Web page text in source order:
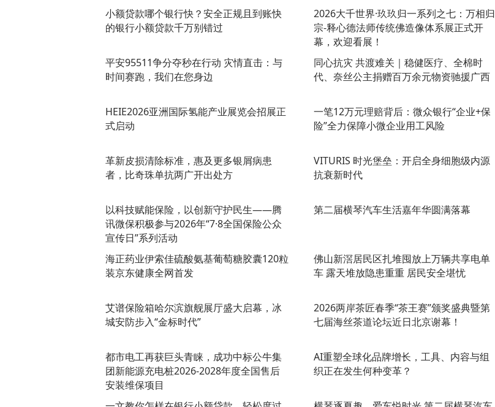
小额贷款哪个银行快？安全正规且到账快
的银行小额贷款千万别错过
2026大千世界·玖玖归一系列之七：万相归
宗-释心德法师传统佛造像体系展正式开
幕，欢迎看展！
平安95511争分夺秒在行动 灾情直击：与
时间赛跑，我们在您身边
同心抗灾 共渡难关｜稳健医疗、全棉时
代、奈丝公主捐赠百万余元物资驰援广西
HEIE2026亚洲国际氢能产业展览会招展正
式启动
一笔12万元理赔背后：微众银行“企业+保
险”全力保障小微企业用工风险
革新皮损清除标准，惠及更多银屑病患
者，比奇珠单抗两广开出处方
VITURIS 时光堡垒：开启全身细胞级内源
抗衰新时代
以科技赋能保险，以创新守护民生——腾
讯微保积极参与2026年“7·8全国保险公众
宣传日”系列活动
第二届横琴汽车生活嘉年华圆满落幕
海正药业伊索佳硫酸氨基葡萄糖胶囊120粒
装京东健康全网首发
佛山新滘居民区扎堆囤放上万辆共享电单
车 露天堆放隐患重重 居民安全堪忧
艾谱保险箱哈尔滨旗舰展厅盛大启幕，冰
城安防步入“金标时代”
2026两岸茶匠春季“茶王赛”颁奖盛典暨第
七届海丝茶道论坛近日北京谢幕！
都市电工再获巨头青睐，成功中标公牛集
团新能源充电桩2026-2028年度全国售后
安装维保项目
AI重塑全球化品牌增长，工具、内容与组
织正在发生何种变革？